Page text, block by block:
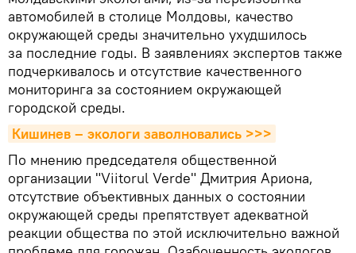
автомобилей в столице Молдовы, качество
окружающей среды значительно ухудшилось
за последние годы. В заявлениях экспертов также
подчеркивалось и отсутствие качественного
мониторинга за состоянием окружающей
городской среды.
Кишинев – экологи заволновались >>>
По мнению председателя общественной
организации "Viitorul Verde" Дмитрия Ариона,
отсутствие объективных данных о состоянии
окружающей среды препятствует адекватной
реакции общества по этой исключительно важной